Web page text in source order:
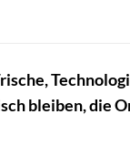
bleiben, die